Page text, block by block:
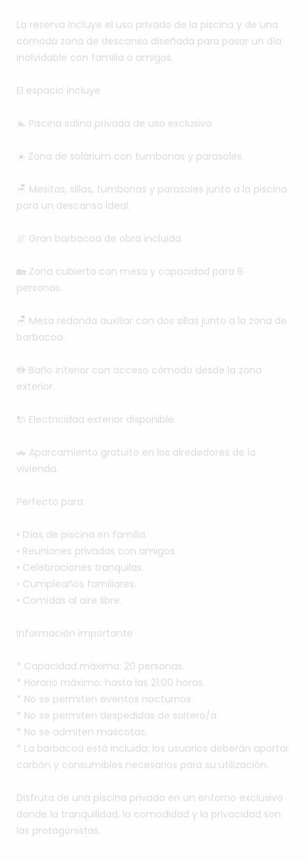
La reserva incluye el uso privado de la piscina y de una
cómoda zona de descanso diseñada para pasar un día
inolvidable con familia o amigos.
El espacio incluye
🏊 Piscina salina privada de uso exclusivo.
☀️ Zona de solárium con tumbonas y parasoles.
🪑 Mesitas, sillas, tumbonas y parasoles junto a la piscina
para un descanso ideal.
🍖 Gran barbacoa de obra incluida.
🏡 Zona cubierta con mesa y capacidad para 6
personas.
🪑 Mesa redonda auxiliar con dos sillas junto a la zona de
barbacoa.
🚻 Baño interior con acceso cómodo desde la zona
exterior.
🔌 Electricidad exterior disponible.
🚗 Aparcamiento gratuito en los alrededores de la
vivienda.
Perfecto para:
• Días de piscina en familia.
• Reuniones privadas con amigos.
• Celebraciones tranquilas.
• Cumpleaños familiares.
• Comidas al aire libre.
Información importante
* Capacidad máxima: 20 personas.
* Horario máximo: hasta las 21:00 horas.
* No se permiten eventos nocturnos.
* No se permiten despedidas de soltero​/​a.
* No se admiten mascotas.
* La barbacoa está incluida; los usuarios deberán aportar
carbón y consumibles necesarios para su utilización.
Disfruta de una piscina privada en un entorno exclusivo
donde la tranquilidad, la comodidad y la privacidad son
las protagonistas.